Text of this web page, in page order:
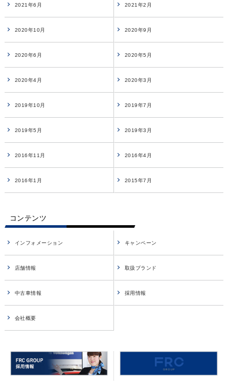
2021年6月 2021年2月
2020年10月 2020年9月
2020年6月 2020年5月
2020年4月 2020年3月
2019年10月 2019年7月
2019年5月 2019年3月
2016年11月 2016年4月
2016年1月 2015年7月
コンテンツ
インフォメーション キャンペーン
店舗情報 取扱ブランド
中古車情報 採用情報
会社概要